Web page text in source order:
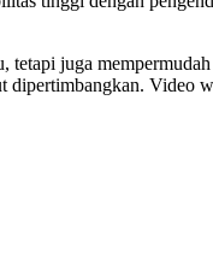
juga
Video